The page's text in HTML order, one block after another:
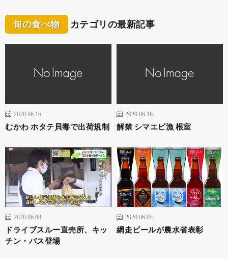
旬の食べ物 カテゴリの最新記事
2020.06.16
むかわ ホタテ貝毒で出荷規制
2020.06.16
解禁 シマエビ漁 根室
2020.06.08
ドライブスルー直売所、キッ
チン・バス登場
2020.06.05
網走ビールが農水省表彰